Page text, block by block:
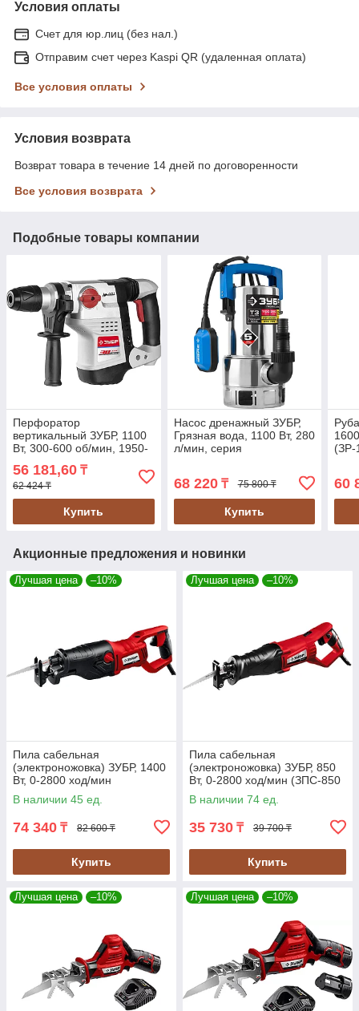
Условия оплаты
Счет для юр.лиц (без нал.)
Отправим счет через Kaspi QR (удаленная оплата)
Все условия оплаты
Условия возврата
Возврат товара в течение 14 дней по договоренности
Все условия возврата
Подобные товары компании
Перфоратор
вертикальный ЗУБР, 1100
Вт, 300-600 об/мин, 1950-
3900 уд/мин, SDS Max
(ЗПМ-38-1100 ЭК)
56 181,60 ₸
62 424 ₸
Купить
Насос дренажный ЗУБР,
Грязная вода, 1100 Вт, 280
л/мин, серия
68 220₸ 75 800 ₸
Купить
(ЗР-
60
Акционные предложения и новинки
Лучшая цена –10%
Пила сабельная
(электроножовка) ЗУБР, 1400
Вт, 0-2800 ход/мин
(ЗПС-1400 Э)
В наличии 45 ед.
74 340 ₸ 82 600 ₸
Купить
Лучшая цена –10%
Пила сабельная
(электроножовка) ЗУБР, 850
Вт, 0-2800 ход/мин (ЗПС-850
Э)
В наличии 74 ед.
35 730 ₸ 39 700 ₸
Купить
Лучшая цена –10% Лучшая цена –10%